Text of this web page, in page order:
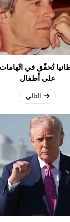
تُحقّق في
على أطفال
التالي